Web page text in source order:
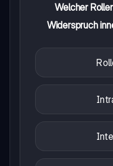
Welcher
Widerspruch